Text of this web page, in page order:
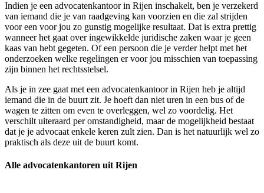
Indien je een advocatenkantoor in Rijen inschakelt, ben je verzekerd
van iemand die je van raadgeving kan voorzien en die zal strijden
voor een voor jou zo gunstig mogelijke resultaat. Dat is extra prettig
wanneer het gaat over ingewikkelde juridische zaken waar je geen
kaas van hebt gegeten. Of een persoon die je verder helpt met het
onderzoeken welke regelingen er voor jou misschien van toepassing
zijn binnen het rechtsstelsel.
Als je in zee gaat met een advocatenkantoor in Rijen heb je altijd
iemand die in de buurt zit. Je hoeft dan niet uren in een bus of de
wagen te zitten om even te overleggen, wel zo voordelig. Het
verschilt uiteraard per omstandigheid, maar de mogelijkheid bestaat
dat je je advocaat enkele keren zult zien. Dan is het natuurlijk wel zo
praktisch als deze uit de buurt komt.
Alle advocatenkantoren uit Rijen